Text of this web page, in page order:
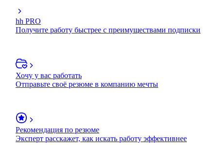
hh PRO
Получите работу быстрее с преимуществами подписки
Хочу у вас работать
Отправьте своё резюме в компанию мечты
Рекомендация по резюме
Эксперт расскажет, как искать работу эффективнее